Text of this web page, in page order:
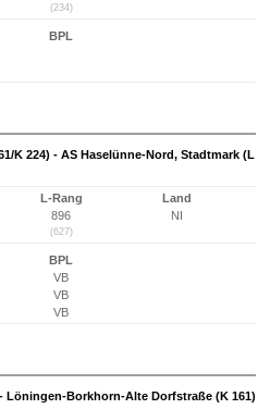
(234)
BPL
K 224) - AS Haselünne-Nord, Stadtmark (L
L-Rang
896
(627)
Land
NI
BPL
VB
VB
VB
Löningen-Borkhorn-Alte Dorfstraße (K 161)